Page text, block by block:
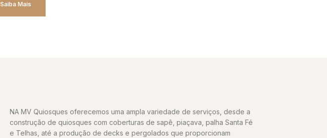
Saiba Mais
NA MV Quiosques oferecemos uma ampla variedade de serviços, desde a
construção de quiosques com coberturas de sapê, piaçava, palha Santa Fé
e Telhas, até a produção de decks e pergolados que proporcionam